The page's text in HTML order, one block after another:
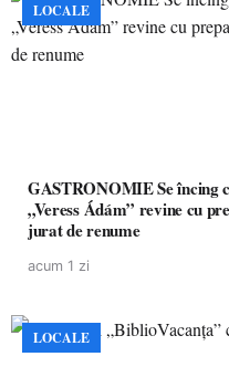
LOCALE
GASTRONOMIE Se încing ceaunele la Satu Mare! Concursul
„Veress Ádám” revine cu
jurat de renume
acum 1 zi
LOCALE